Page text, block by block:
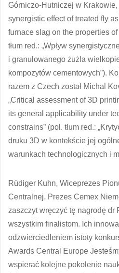
Górniczo-Hutniczej w Krakowie,
synergistic effect of treated fly
furnace slag on the properties
tłum red.: „Wpływ
i granulowanego żużla
kompozytów cementowych”).
razem z Czech został Michal
„Critical assessment of 3D
its general applicability under
constrains” (pol. tłum red.:
druku 3D w kontekście jej
warunkach technologicznych i
Rüdiger Kuhn, Wiceprezes
Centralnej, Prezes Cemex
zaszczyt wręczyć tę nagrodę dr
wszystkim finalistom. Ich
odzwierciedleniem istoty
Awards Central Europe
wspierać kolejne pokolenie